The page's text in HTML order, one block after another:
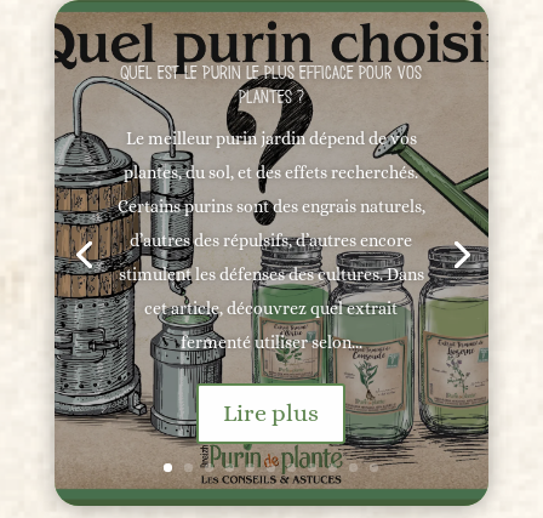
Quel est le PURIN le plus efficace pour vos
plantes ?
Le meilleur purin jardin dépend de vos
plantes, du sol, et des effets recherchés.
Certains purins sont des engrais naturels,
d’autres des répulsifs, d’autres encore
stimulent les défenses des cultures. Dans
cet article, découvrez quel extrait
fermenté utiliser selon...
Lire plus